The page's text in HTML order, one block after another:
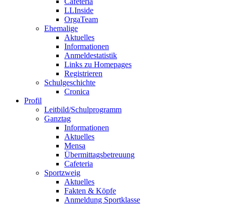
LLInside
OrgaTeam
Ehemalige
Aktuelles
Informationen
Anmeldestatistik
Links zu Homepages
Registrieren
Schulgeschichte
Cronica
Profil
Leitbild/Schulprogramm
Ganztag
Informationen
Aktuelles
Mensa
Übermittagsbetreuung
Cafeteria
Sportzweig
Aktuelles
Fakten & Köpfe
Anmeldung Sportklasse